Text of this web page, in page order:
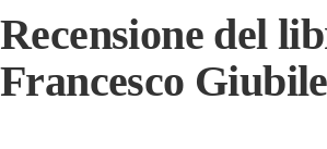
Recensione del
Francesco